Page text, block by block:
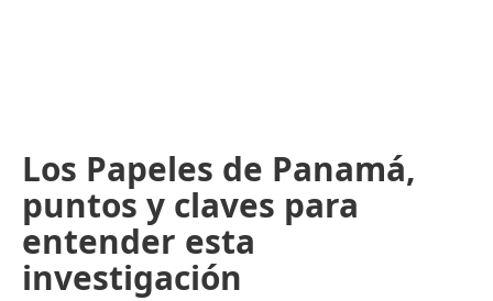
Los Papeles de Panamá,
puntos y claves para
entender esta
investigación